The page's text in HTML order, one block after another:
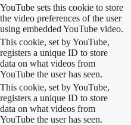
YouTube sets this cookie to store
the video preferences of the user
using embedded YouTube video.
This cookie, set by YouTube,
registers a unique ID to store
data on what videos from
YouTube the user has seen.
This cookie, set by YouTube,
registers a unique ID to store
data on what videos from
YouTube the user has seen.